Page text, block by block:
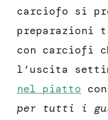
carciofo si
preparazioni
con carciofi
l’uscita
nel piatto
per tutti i